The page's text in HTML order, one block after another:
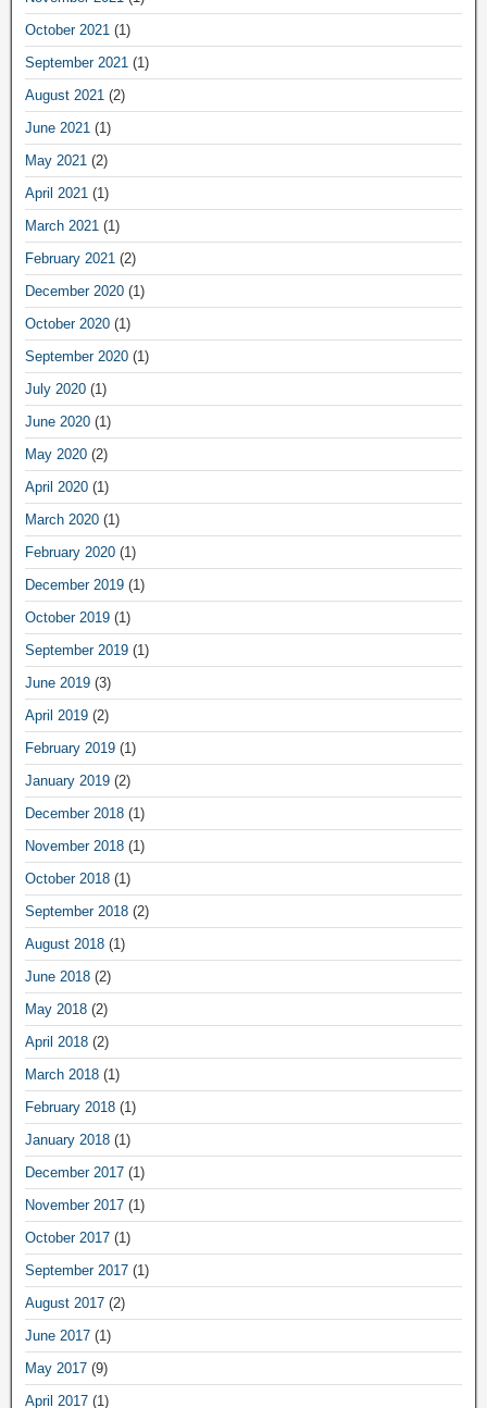
October 2021 (1)
September 2021 (1)
August 2021 (2)
June 2021 (1)
May 2021 (2)
April 2021 (1)
March 2021 (1)
February 2021 (2)
December 2020 (1)
October 2020 (1)
September 2020 (1)
July 2020 (1)
June 2020 (1)
May 2020 (2)
April 2020 (1)
March 2020 (1)
February 2020 (1)
December 2019 (1)
October 2019 (1)
September 2019 (1)
June 2019 (3)
April 2019 (2)
February 2019 (1)
January 2019 (2)
December 2018 (1)
November 2018 (1)
October 2018 (1)
September 2018 (2)
August 2018 (1)
June 2018 (2)
May 2018 (2)
April 2018 (2)
March 2018 (1)
February 2018 (1)
January 2018 (1)
December 2017 (1)
November 2017 (1)
October 2017 (1)
September 2017 (1)
August 2017 (2)
June 2017 (1)
May 2017 (9)
April 2017 (1)